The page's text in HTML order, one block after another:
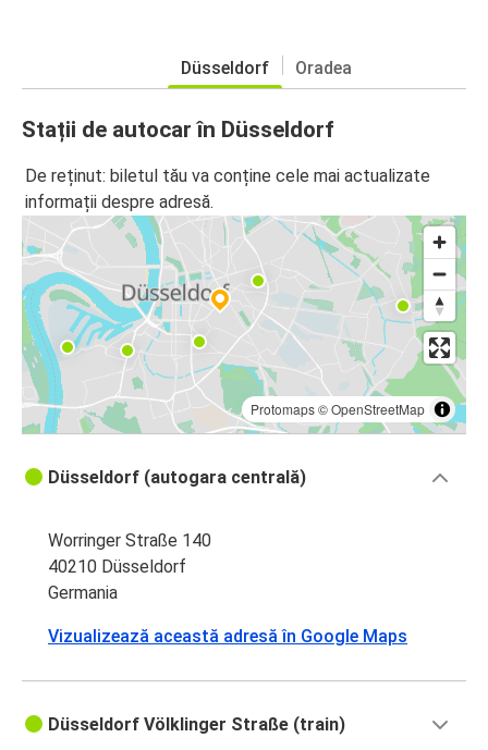
Düsseldorf Oradea
Stații de autocar în Düsseldorf
De reținut: biletul tău va conține cele mai actualizate
informații despre adresă.
Protomaps©OpenStreetMap
Düsseldorf (autogara centrală)
Worringer Straße 140
40210 Düsseldorf
Germania
Vizualizează această adresă în Google Maps
Düsseldorf Völklinger Straße (train)